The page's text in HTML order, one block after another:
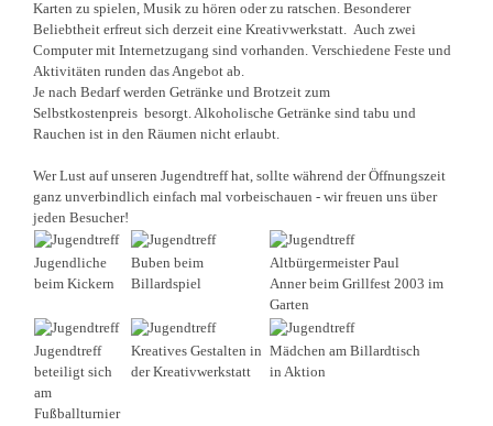
Karten zu spielen, Musik zu hören oder zu ratschen. Besonderer
Beliebtheit erfreut sich derzeit eine Kreativwerkstatt. Auch zwei
Computer mit Internetzugang sind vorhanden. Verschiedene Feste und
Aktivitäten runden das Angebot ab.
Je nach Bedarf werden Getränke und Brotzeit zum
Selbstkostenpreis besorgt. Alkoholische Getränke sind tabu und
Rauchen ist in den Räumen nicht erlaubt.
Wer Lust auf unseren Jugendtreff hat, sollte während der Öffnungszeit
ganz unverbindlich einfach mal vorbeischauen - wir freuen uns über
jeden Besucher!
Jugendliche
beim Kickern
Buben beim
Billardspiel
Altbürgermeister Paul
Anner beim Grillfest 2003 im
Garten
Jugendtreff
beteiligt sich
am
Fußballturnier
Kreatives Gestalten in
der Kreativwerkstatt
Mädchen am Billardtisch
in Aktion